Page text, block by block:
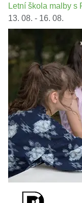
Letní škola malby s
13. 08. - 16. 08.